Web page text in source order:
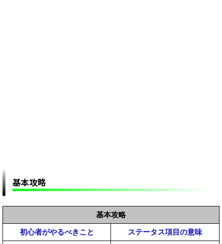
基本攻略
基本攻略
初心者がやるべきこと
ステータス項目の意味